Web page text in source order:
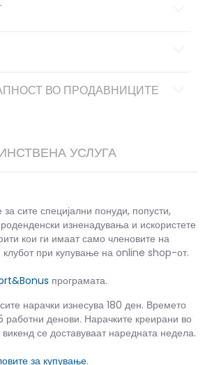
ВО ПРОДАВНИЦИТЕ
УСЛУГА
за сите специјални понуди, попусти,
изненадувања и искористете
кои ги имаат само членовите на
при купување на online shop-от.
програмата.
нарачки изнесува 180 ден. Времето
работни денови. Нарачките креирани во
викенд се доставуваат наредната недела.
за купување.